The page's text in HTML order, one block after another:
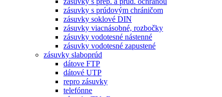
zásuvky s prúdovým chráničom
zásuvky soklové DIN
zásuvky viacnásobné, rozbočky
zásuvky vodotesné nástenné
zásuvky vodotesné zapustené
zásuvky slaboprúd
dátove FTP
dátové UTP
repro zásuvky
telefónne